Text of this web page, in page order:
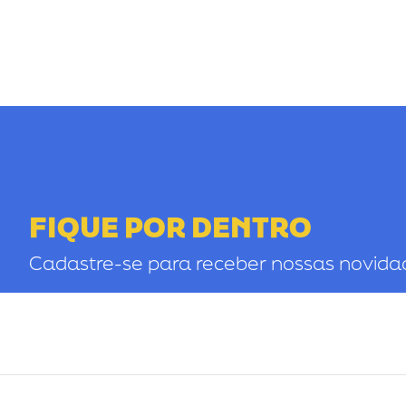
FIQUE POR DENTRO
Cadastre-se para receber nossas